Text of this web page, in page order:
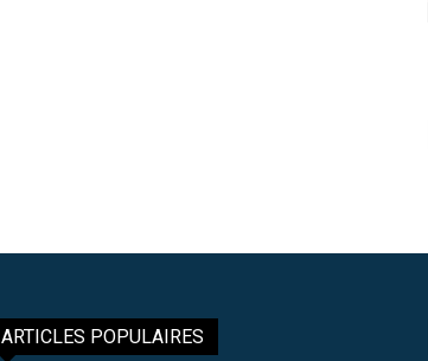
ARTICLES POPULAIRES